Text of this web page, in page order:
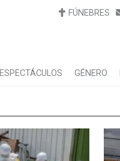
FÚNEBRES
ESPECTÁCULOS GÉNERO